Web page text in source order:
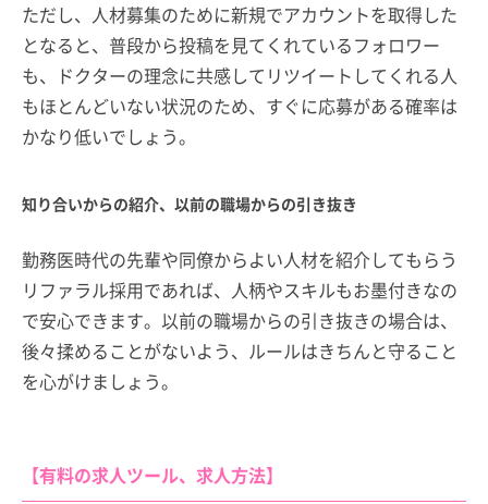
ただし、人材募集のために新規でアカウントを取得した
となると、普段から投稿を見てくれているフォロワー
も、ドクターの理念に共感してリツイートしてくれる人
もほとんどいない状況のため、すぐに応募がある確率は
かなり低いでしょう。
知り合いからの紹介、以前の職場からの引き抜き
勤務医時代の先輩や同僚からよい人材を紹介してもらう
リファラル採用であれば、人柄やスキルもお墨付きなの
で安心できます。以前の職場からの引き抜きの場合は、
後々揉めることがないよう、ルールはきちんと守ること
を心がけましょう。
【有料の求人ツール、求人方法】